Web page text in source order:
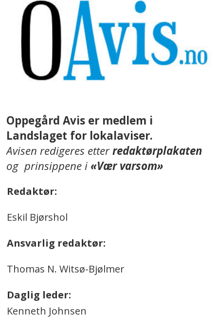
Oppegård Avis er medlem i
Landslaget for lokalaviser.
Avisen redigeres etterredaktørplakaten
og prinsippene i«Vær varsom»
Redaktør:
Eskil Bjørshol
Ansvarlig redaktør:
Thomas N. Witsø-Bjølmer
Daglig leder:
Kenneth Johnsen